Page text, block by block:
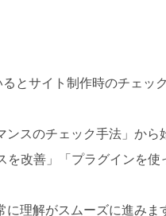
とサイト制作時のチェッ
スのチェック手法」から
を改善」「プラグインを使
理解がスムーズに進みま